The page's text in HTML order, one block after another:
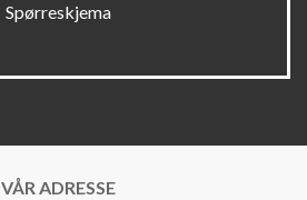
Spørreskjema
VÅR ADRESSE